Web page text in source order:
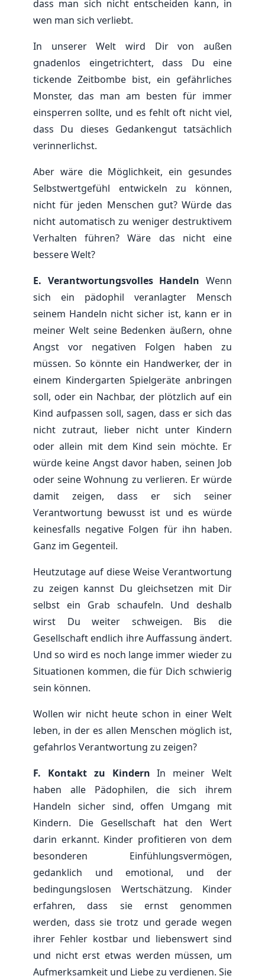
dass man sich nicht entscheiden kann, in
wen man sich verliebt.
In unserer Welt wird Dir von außen
gnadenlos eingetrichtert, dass Du eine
tickende Zeitbombe bist, ein gefährliches
Monster, das man am besten für immer
einsperren sollte, und es fehlt oft nicht viel,
dass Du dieses Gedankengut tatsächlich
verinnerlichst.
Aber wäre die Möglichkeit, ein gesundes
Selbstwertgefühl entwickeln zu können,
nicht für jeden Menschen gut? Würde das
nicht automatisch zu weniger destruktivem
Verhalten führen? Wäre das nicht eine
bessere Welt?
E. Verantwortungsvolles Handeln Wenn
sich ein pädophil veranlagter Mensch
seinem Handeln nicht sicher ist, kann er in
meiner Welt seine Bedenken äußern, ohne
Angst vor negativen Folgen haben zu
müssen. So könnte ein Handwerker, der in
einem Kindergarten Spielgeräte anbringen
soll, oder ein Nachbar, der plötzlich auf ein
Kind aufpassen soll, sagen, dass er sich das
nicht zutraut, lieber nicht unter Kindern
oder allein mit dem Kind sein möchte. Er
würde keine Angst davor haben, seinen Job
oder seine Wohnung zu verlieren. Er würde
damit zeigen, dass er sich seiner
Verantwortung bewusst ist und es würde
keinesfalls negative Folgen für ihn haben.
Ganz im Gegenteil.
Heutzutage auf diese Weise Verantwortung
zu zeigen kannst Du gleichsetzen mit Dir
selbst ein Grab schaufeln. Und deshalb
wirst Du weiter schweigen. Bis die
Gesellschaft endlich ihre Auffassung ändert.
Und so wird es noch lange immer wieder zu
Situationen kommen, die für Dich schwierig
sein können.
Wollen wir nicht heute schon in einer Welt
leben, in der es allen Menschen möglich ist,
gefahrlos Verantwortung zu zeigen?
F. Kontakt zu Kindern In meiner Welt
haben alle Pädophilen, die sich ihrem
Handeln sicher sind, offen Umgang mit
Kindern. Die Gesellschaft hat den Wert
darin erkannt. Kinder profitieren von dem
besonderen Einfühlungsvermögen,
gedanklich und emotional, und der
bedingungslosen Wertschätzung. Kinder
erfahren, dass sie ernst genommen
werden, dass sie trotz und gerade wegen
ihrer Fehler kostbar und liebenswert sind
und nicht erst etwas werden müssen, um
Aufmerksamkeit und Liebe zu verdienen. Sie